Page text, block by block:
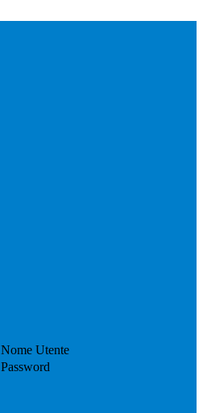
Nome Utente
Password